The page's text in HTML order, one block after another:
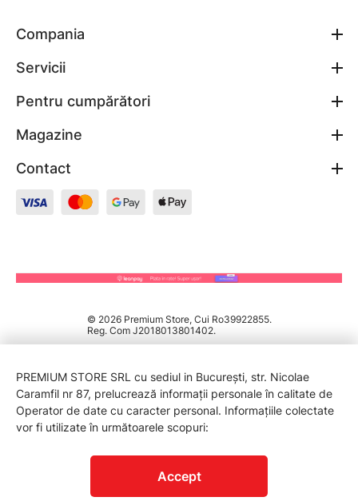
Compania
Servicii
Pentru cumpărători
Magazine
Contact
© 2026 Premium Store, Cui Ro39922855.
Reg. Com J2018013801402.
PREMIUM STORE SRL cu sediul in București, str. Nicolae
Caramfil nr 87, prelucrează informații personale în calitate de
Operator de date cu caracter personal. Informațiile colectate
vor fi utilizate în următoarele scopuri:
Accept